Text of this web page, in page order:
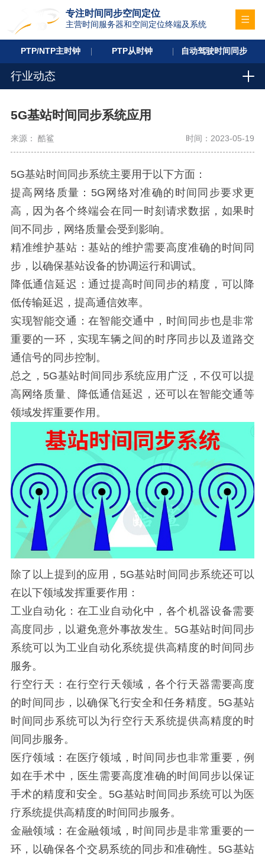
专注时间同步空间定位
主营时间服务器和空间定位终端及系统
PTP/NTP主时钟 PTP从时钟 自动驾驶时间同步
行业动态
5G基站时间同步系统应用
来源： 酷鲨 时间：2023-05-19
5G基站时间同步系统主要用于以下方面：
提高网络质量：5G网络对准确的时间同步要求更
高，因为各个终端会在同一时刻请求数据，如果时
间不同步，网络质量会受到影响。
精准维护基站：基站的维护需要高度准确的时间同
步，以确保基站设备的协调运行和调试。
降低通信延迟：通过提高时间同步的精度，可以降
低传输延迟，提高通信效率。
实现智能交通：在智能交通中，时间同步也是非常
重要的一环，实现车辆之间的时序同步以及道路交
通信号的同步控制。
总之，5G基站时间同步系统应用广泛，不仅可以提
高网络质量、降低通信延迟，还可以在智能交通等
领域发挥重要作用。
除了以上提到的应用，5G基站时间同步系统还可以
在以下领域发挥重要作用：
工业自动化：在工业自动化中，各个机器设备需要
高度同步，以避免意外事故发生。5G基站时间同步
系统可以为工业自动化系统提供高精度的时间同步
服务。
行空行天：在行空行天领域，各个行天器需要高度
的时间同步，以确保飞行安全和任务精度。5G基站
时间同步系统可以为行空行天系统提供高精度的时
间同步服务。
医疗领域：在医疗领域，时间同步也非常重要，例
如在手术中，医生需要高度准确的时间同步以保证
手术的精度和安全。5G基站时间同步系统可以为医
疗系统提供高精度的时间同步服务。
金融领域：在金融领域，时间同步是非常重要的一
环，以确保各个交易系统的同步和准确性。5G基站